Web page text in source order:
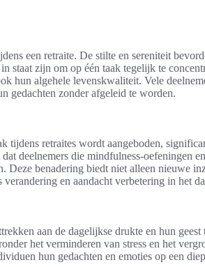
een retraite. De stilte en sereniteit
staat zijn om op één taak tegelijk te
hun algehele levenskwaliteit. Vele
gedachten zonder afgeleid te worden.
tijdens retraites wordt aangeboden,
deelnemers die mindfulness-oefeningen
Deze benadering biedt niet alleen nieuwe
en aandacht verbetering in het
aan de dagelijkse drukte en hun
het verminderen van stress en het
hun gedachten en emoties op een